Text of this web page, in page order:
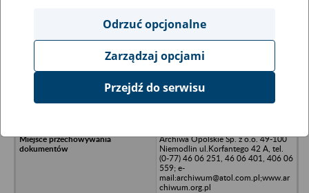
Ukryj wszystkie pozycje bazy
Spółdzielnia Kółek Rolniczych w
Archiwa Opolskie Sp. z o.o. 49-100
Niemodlin ul.Korfantego 42 A, tel.
(0-77) 46 06 251, 46 06 401, 406 06
559; e-
mail:archiwum@atol.com.pl;www.ar
chiwum.org.pl
Odrzuć opcjonalne
Zarządzaj opcjami
Przejdź do serwisu